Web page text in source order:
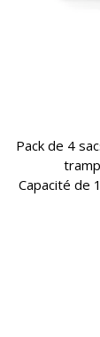
Pack de 4
Capacité de